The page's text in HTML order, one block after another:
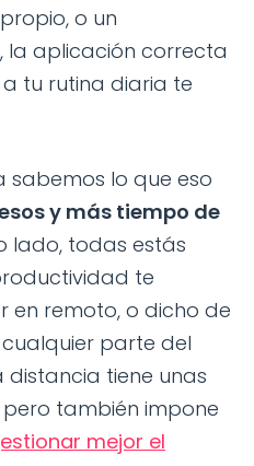
o un
aplicación correcta
tu rutina diaria te
sabemos lo que eso
y más tiempo de
lado, todas estás
te
en remoto, o dicho de
parte del
tiene unas
también impone
mejor el